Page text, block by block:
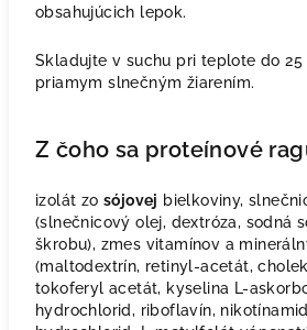
obsahujúcich lepok.
Skladujte v suchu pri teplote do 25
priamym slnečným žiarením.
Z čoho sa proteínové
izolát zo sójovej bielkoviny,
(slnečnicový olej, dextróza, sodná
škrobu), zmes vitamínov a
(maltodextrín, retinyl-acetát,
tokoferyl acetát, kyselina L-
hydrochlorid, riboflavín,